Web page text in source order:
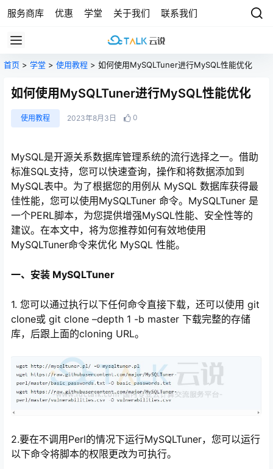
服务商库 优惠 学堂 关于我们 联系我们
首页 > 学堂 > 使用教程 > 如何使用MySQLTuner进行MySQL性能优化
如何使用MySQLTuner进行MySQL性能优化
使用教程 2023年8月3日 0
MySQL是开源关系数据库管理系统的流行选择之一。借助
标准SQL支持，您可以快速查询，操作和将数据添加到
MySQL表中。为了根据您的用例从 MySQL 数据库获得最
佳性能，您可以使用MySQLTuner 命令。MySQLTuner 是
一个PERL脚本，为您提供增强MySQL性能、安全性等的
建议。在本文中，将为您推荐如何有效地使用
MySQLTuner命令来优化 MySQL 性能。
一、安装 MySQLTuner
1. 您可以通过执行以下任何命令直接下载，还可以使用 git
clone或 git clone –depth 1 -b master 下载完整的存储
库，后跟上面的cloning URL。
2.要在不调用Perl的情况下运行MySQLTuner，您可以运行
以下命令将脚本的权限更改为可执行。